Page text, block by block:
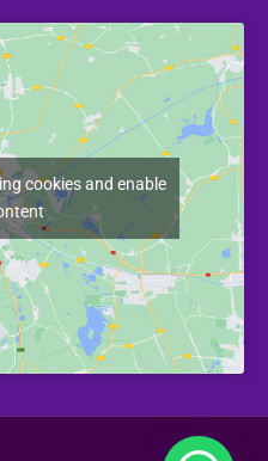
cookies and enable